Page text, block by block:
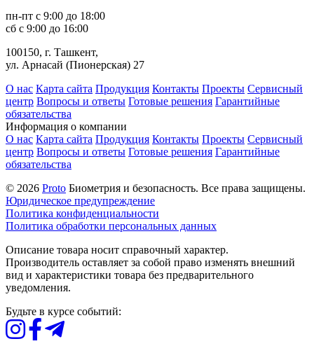
пн-пт с 9:00 до 18:00
сб с 9:00 до 16:00
100150, г. Ташкент,
ул. Арнасай (Пионерская) 27
О нас Карта сайта Продукция Контакты Проекты Сервисный
центр Вопросы и ответы Готовые решения Гарантийные
обязательства
Информация о компании
О нас Карта сайта Продукция Контакты Проекты Сервисный
центр Вопросы и ответы Готовые решения Гарантийные
обязательства
© 2026 Proto Биометрия и безопасность. Все права защищены.
Юридическое предупреждение
Политика конфиденциальности
Политика обработки персональных данных
Описание товара носит справочный характер.
Производитель оставляет за собой право изменять внешний
вид и характеристики товара без предварительного
уведомления.
Будьте в курсе событий: